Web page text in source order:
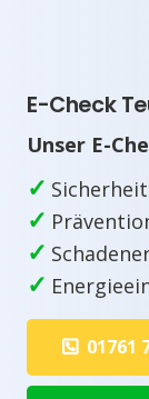
E-Check
Unser E-
✓ Sicherheit
✓
✓
✓
01761